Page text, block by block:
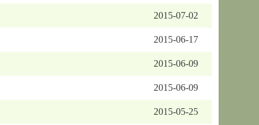
2015-07-02
2015-06-17
2015-06-09
2015-06-09
2015-05-25